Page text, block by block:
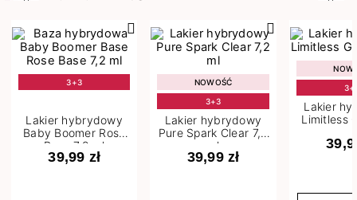
3+3
Lakier hybrydowy
Baby Boomer Rose
Base 7,2 ml
39,99 zł
NOWOŚĆ
3+3
Lakier hybrydowy
Pure Spark Clear 7,2
ml
39,99 zł
Lakier
Limitless